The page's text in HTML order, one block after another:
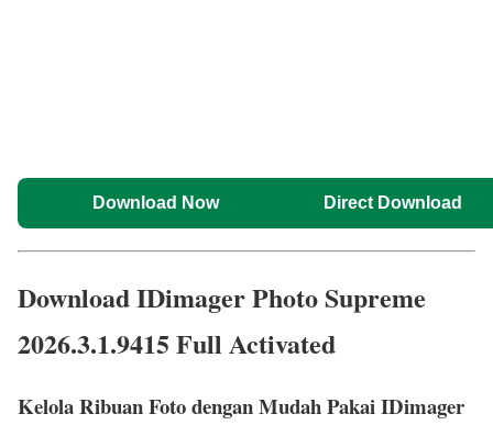
Download Now Direct Download
Download IDimager Photo Supreme
2026.3.1.9415 Full Activated
Kelola Ribuan Foto dengan Mudah Pakai IDimager